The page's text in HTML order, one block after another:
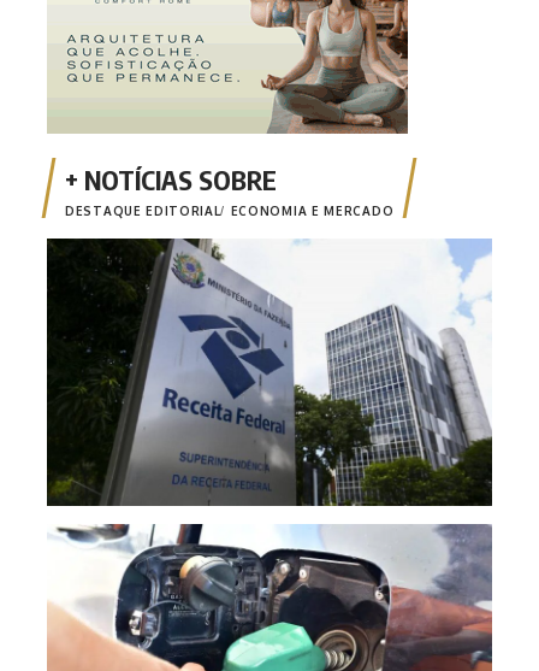
DESTAQUE EDITORIAL ECONOMIA E MERCADO